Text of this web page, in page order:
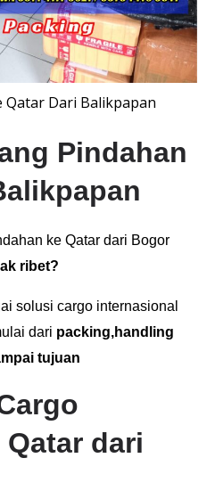
Qatar Dari Balikpapan
Pindahan
ke Qatar dari Bogor
ribet?
solusi cargo internasional
dari packing,handling
tujuan
dari